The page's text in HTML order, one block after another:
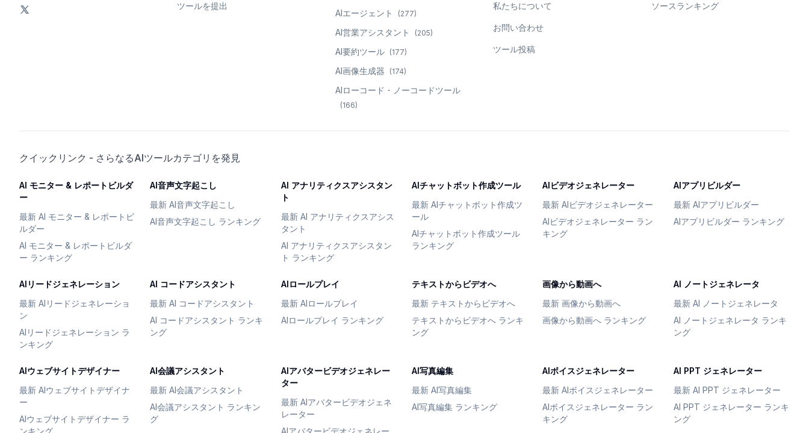
ツールを提出
AIエージェント (277)
AI営業アシスタント (205)
AI要約ツール (177)
AI画像生成器 (174)
AIローコード・ノーコードツール
(166)
私たちについて
お問い合わせ
ツール投稿
ソースランキング
クイックリンク - さらなるAIツールカテゴリを発見
AI モニター & レポートビルダ
ー
最新 AI モニター & レポートビ
ルダー
AI モニター & レポートビルダ
ー ランキング
AI音声文字起こし
最新 AI音声文字起こし
AI音声文字起こし ランキング
AI アナリティクスアシスタン
ト
最新 AI アナリティクスアシス
タント
AI アナリティクスアシスタン
ト ランキング
AIチャットボット作成ツール
最新 AIチャットボット作成ツ
ール
AIチャットボット作成ツール
ランキング
AIビデオジェネレーター
最新 AIビデオジェネレーター
AIビデオジェネレーター ラン
キング
AIアプリビルダー
最新 AIアプリビルダー
AIアプリビルダー ランキング
AIリードジェネレーション
最新 AIリードジェネレーショ
ン
AIリードジェネレーション ラ
ンキング
AI コードアシスタント
最新 AI コードアシスタント
AI コードアシスタント ランキ
ング
AIロールプレイ
最新 AIロールプレイ
AIロールプレイ ランキング
テキストからビデオへ
最新 テキストからビデオへ
テキストからビデオへ ランキ
ング
画像から動画へ
最新 画像から動画へ
画像から動画へ ランキング
AI ノートジェネレータ
最新 AI ノートジェネレータ
AI ノートジェネレータ ランキ
ング
AIウェブサイトデザイナー
最新 AIウェブサイトデザイナ
ー
AIウェブサイトデザイナー ラ
ンキング
AI会議アシスタント
最新 AI会議アシスタント
AI会議アシスタント ランキン
グ
AIアバタービデオジェネレー
ター
最新 AIアバタービデオジェネ
レーター
AIアバタービデオジェネレー
AI写真編集
最新 AI写真編集
AI写真編集 ランキング
AIボイスジェネレーター
最新 AIボイスジェネレーター
AIボイスジェネレーター ラン
キング
AI PPT ジェネレーター
最新 AI PPT ジェネレーター
AI PPT ジェネレーター ランキ
ング